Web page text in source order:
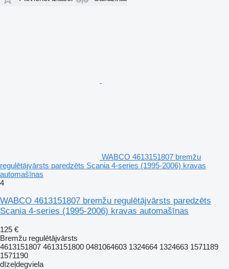
WABCO 4613151807 bremžu
regulētājvārsts paredzēts Scania 4-series (1995-2006) kravas
automašīnas
4
WABCO 4613151807 bremžu regulētājvārsts paredzēts
Scania 4-series (1995-2006) kravas automašīnas
125 €
Bremžu regulētājvārsts
4613151807 4613151800 0481064603 1324664 1324663 1571189
1571190
dīzeļdegviela